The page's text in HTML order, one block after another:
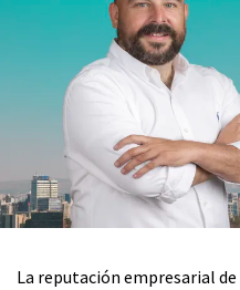
La reputación empresarial de